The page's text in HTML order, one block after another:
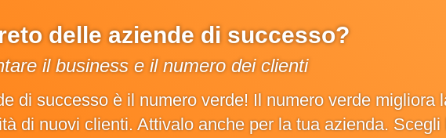
delle aziende di successo?
il business e il numero dei clienti
di successo è il numero verde! Il numero verde migliora
di nuovi clienti. Attivalo anche per la tua azienda.